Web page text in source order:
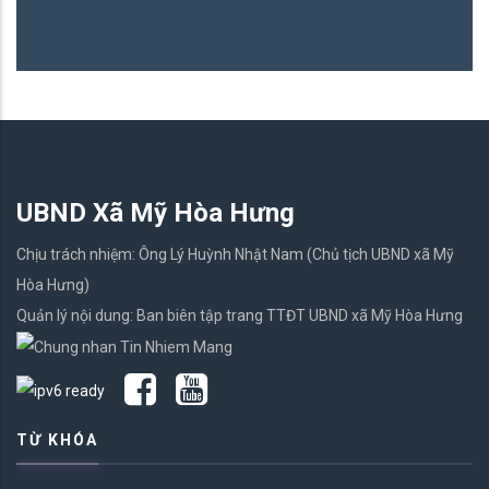
UBND Xã Mỹ Hòa Hưng
Chịu trách nhiệm: Ông Lý Huỳnh Nhật Nam (Chủ tịch UBND xã Mỹ
Hòa Hưng)
Quản lý nội dung: Ban biên tập trang TTĐT UBND xã Mỹ Hòa Hưng
TỪ KHÓA